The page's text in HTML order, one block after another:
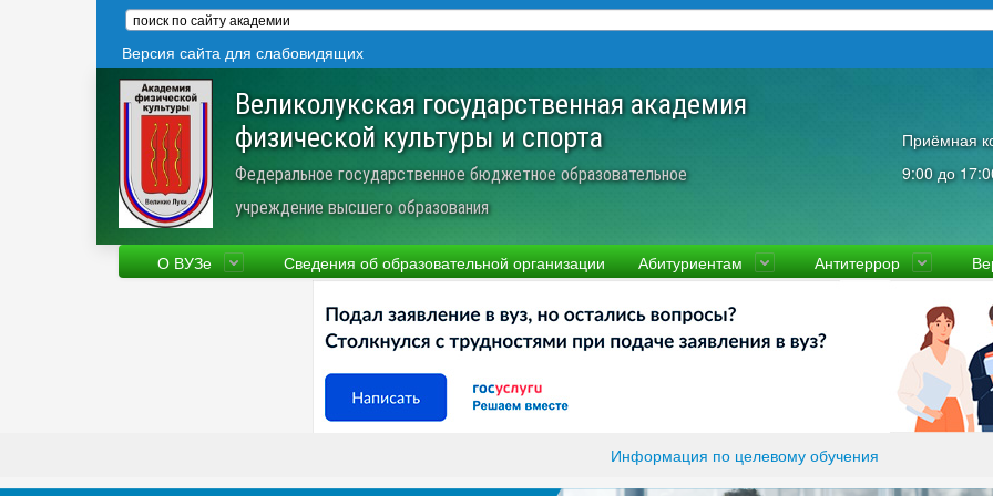
Версия сайта для слабовидящих
Великолукская государственная академия
физической культуры и спорта
Федеральное государственное бюджетное образовательное
учреждение высшего образования
Приёмная
9:00 до
О ВУЗе
Сведения об образовательной
Факультеты
Руководство
Преподаватели и сотрудники
Научная деятельность
Противодействие коррупции Прочие документы
Сведения об образовательной организации Абитуриентам
Приемная комиссия
Стоимость
Антитеррор
Правовая
Информация
Информация по целевому обучения